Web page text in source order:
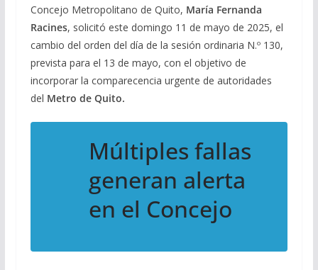
Concejo Metropolitano de Quito, María Fernanda
Racines, solicitó este domingo 11 de mayo de 2025, el
cambio del orden del día de la sesión ordinaria N.º 130,
prevista para el 13 de mayo, con el objetivo de
incorporar la comparecencia urgente de autoridades
del Metro de Quito.
Múltiples fallas
generan alerta
en el Concejo